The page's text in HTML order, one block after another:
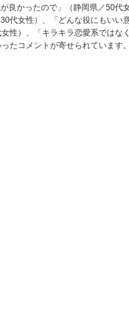
良かったので」（静岡県／50代
代女性）、「どんな役にもいい
性）、「キラキラ恋愛系ではな
たコメントが寄せられています。